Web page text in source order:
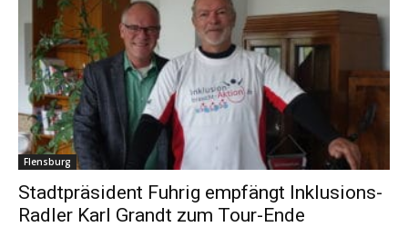
Flensburg
Stadtpräsident Fuhrig empfängt Inklusions-
Radler Karl Grandt zum Tour-Ende